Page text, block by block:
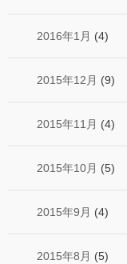
2016年1月 (4)
2015年12月 (9)
2015年11月 (4)
2015年10月 (5)
2015年9月 (4)
2015年8月 (5)